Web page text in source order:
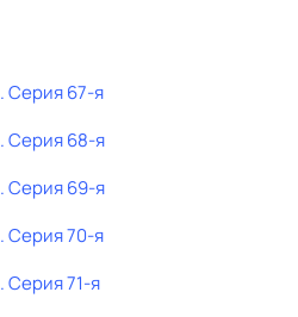
. Серия 67-я
. Серия 68-я
. Серия 69-я
. Серия 70-я
. Серия 71-я